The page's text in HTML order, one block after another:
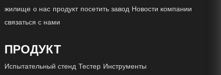
жилище о нас продукт посетить завод Новости компании
связаться с нами
ПРОДУКТ
Испытательный стенд Тестер Инструменты